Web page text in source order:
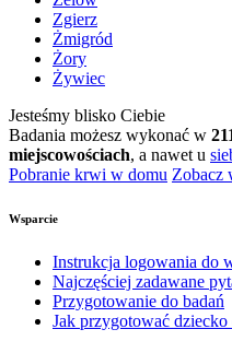
Zgierz
Żmigród
Żory
Żywiec
Jesteśmy blisko Ciebie
Badania możesz wykonać w
miejscowościach, a nawet u
Pobranie krwi w domu Zobacz
Wsparcie
Instrukcja logowania do
Najczęściej zadawane
Przygotowanie do badań
Jak przygotować